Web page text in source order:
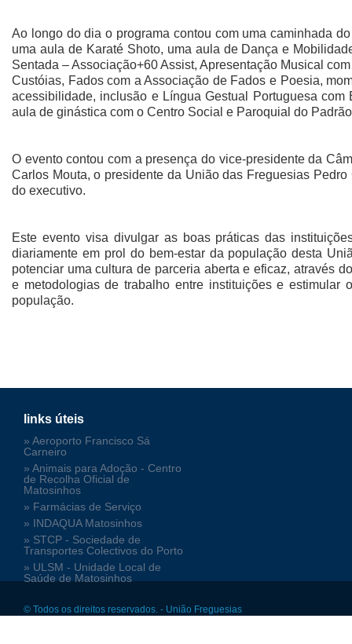
Ao longo do dia o programa contou com uma caminhada
uma aula de Karaté Shoto, uma aula de Dança e
Sentada – Associação+60 Assist, Apresentação Musical
Custóias, Fados com a Associação de Fados e Poesia,
acessibilidade, inclusão e Língua Gestual Portuguesa com
aula de ginástica com o Centro Social e Paroquial do
O evento contou com a presença do vice-presidente da
Carlos Mouta, o presidente da União das Freguesias
do executivo.
Este evento visa divulgar as boas práticas das
diariamente em prol do bem-estar da população desta
potenciar uma cultura de parceria aberta e eficaz, através
e metodologias de trabalho entre instituições e estimular
população.
links úteis
» Aeroporto Francisco Sá
Carneiro
» Animais para Adoção - Centro
de Recolha Oficial de
Matosinhos
» Farmácias de Serviço
» INDAQUA Matosinhos
» STCP - Sociedade de
Transportes Colectivos do Porto
» ULSM - Unidade Local de
Saúde de Matosinhos
© Todos os direitos reservados. - União Freguesias